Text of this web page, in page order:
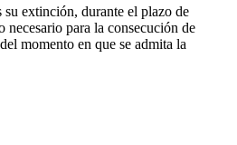
su extinción, durante el plazo de
necesario para la consecución de
momento en que se admita la